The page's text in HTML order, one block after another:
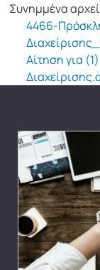
Συνημμένα
4466-
Αίτηση για